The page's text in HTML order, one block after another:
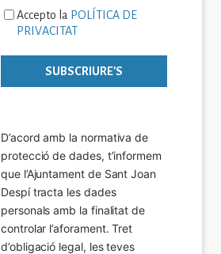
Accepto la POLÍTICA DE
PRIVACITAT
D’acord amb la normativa de
protecció de dades, t’informem
que l’Ajuntament de Sant Joan
Despí tracta les dades
personals amb la finalitat de
controlar l’aforament. Tret
d’obligació legal, les teves